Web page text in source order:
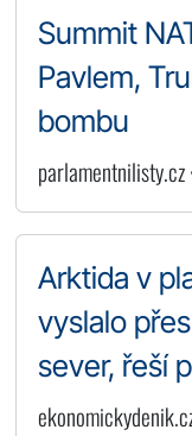
Summit
Pavlem,
bombu
Arktida v
vyslalo
sever, řeší